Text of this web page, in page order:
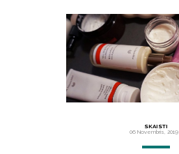
SKAISTI
06 Novembris, 2019